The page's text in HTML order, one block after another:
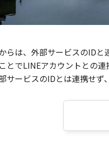
は、外部サービスのIDと
とでLINEアカウントとの連
ービスのIDとは連携せず